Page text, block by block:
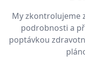
My zkontrolujeme
podrobnosti a
poptávkou